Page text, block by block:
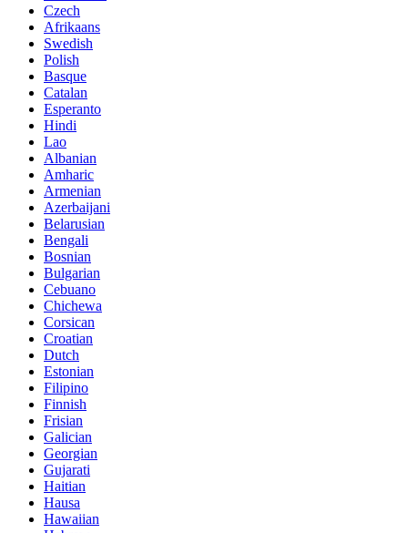
Czech
Afrikaans
Swedish
Polish
Basque
Catalan
Esperanto
Hindi
Lao
Albanian
Amharic
Armenian
Azerbaijani
Belarusian
Bengali
Bosnian
Bulgarian
Cebuano
Chichewa
Corsican
Croatian
Dutch
Estonian
Filipino
Finnish
Frisian
Galician
Georgian
Gujarati
Haitian
Hausa
Hawaiian